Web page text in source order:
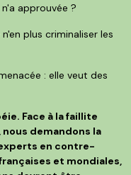
approuvée ?
plus criminaliser les
: elle veut des
Face à la faillite
demandons la
en contre-
et mondiales,